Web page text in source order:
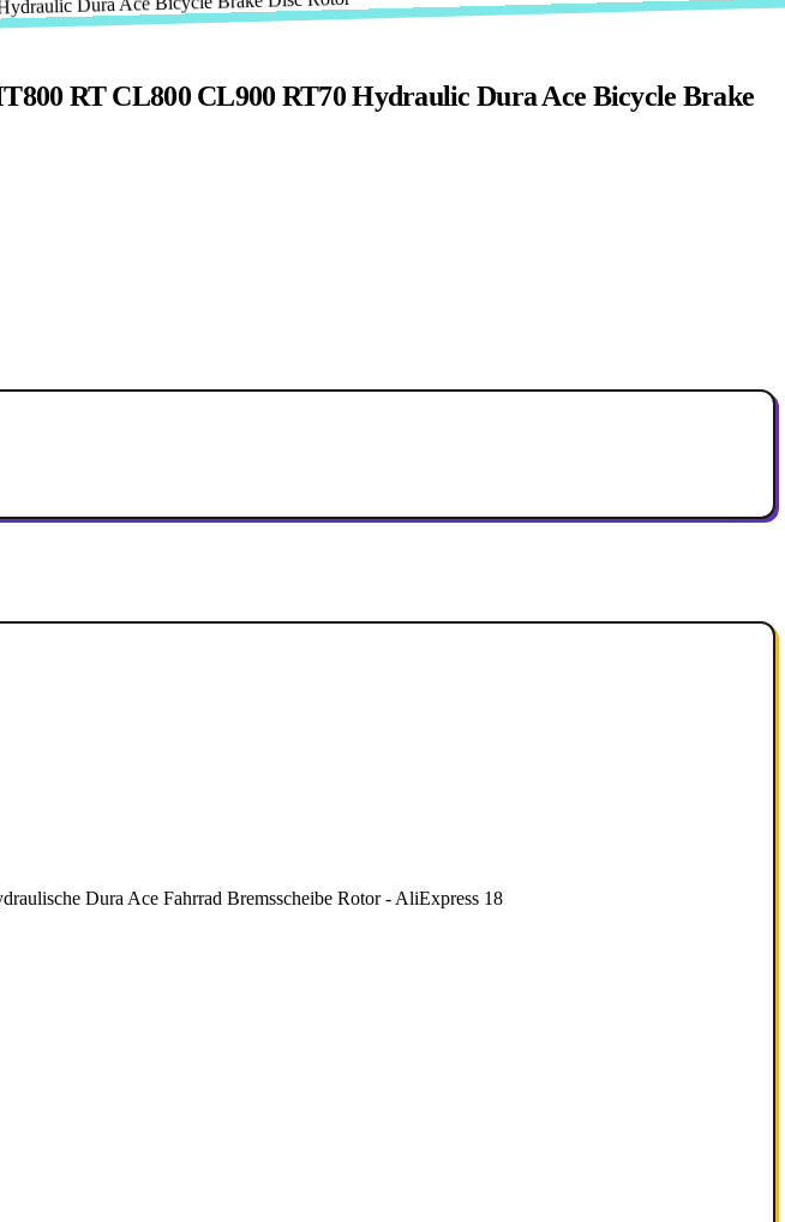
RT CL800 CL900 RT70 Hydraulic Dura Ace Bicycle Brake
Dura Ace Fahrrad Bremsscheibe Rotor - AliExpress 18